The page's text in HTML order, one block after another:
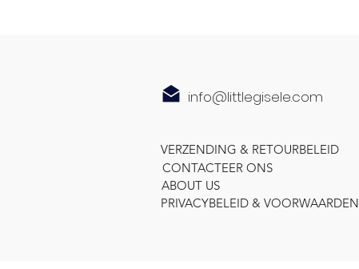
info@littlegisele.com
ABOUT US
VERZENDING & RETOURBELEID
CONTACTEER ONS
PRIVACYBELEID & VOORWAARDEN